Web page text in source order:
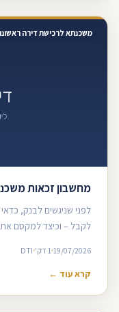
משכנתא לרכישת דירה
מחשבון זכאות
לפני שניגשים לבנק,
לקבל – וכיצד למקסם
19/07/2026 1 דק' DTI
קרא עוד ←